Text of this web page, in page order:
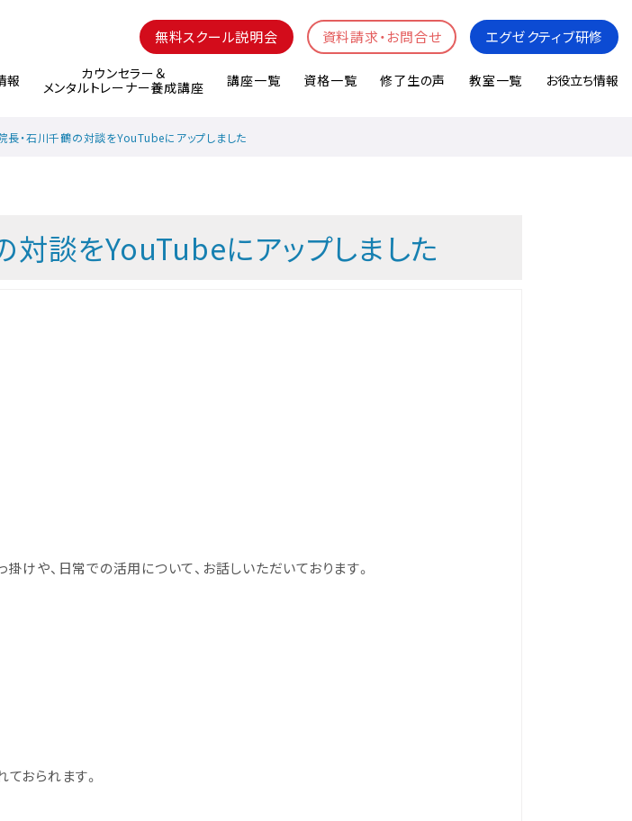
無料スクール説明会 資料請求・お問合せ エグゼクティブ研修
報
カウンセラー＆
メンタルトレーナー養成講座
講座一覧 資格一覧 修了生の声 教室一覧 お役立ち情報
長・石川千鶴の対談をYouTubeにアップしました
談をYouTubeにアップしました
けや、日常での活用について、お話しいただいております。
おられます。